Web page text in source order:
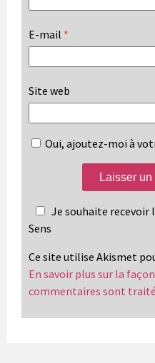
E-mail *
Site web
Oui, ajoutez-moi à
Je souhaite
Sens
Ce site utilise Akismet
En savoir plus sur la
commentaires sont